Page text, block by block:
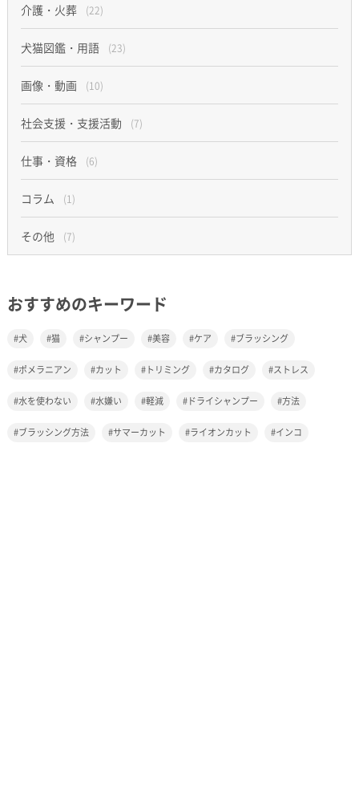
介護・火葬 (22)
犬猫図鑑・用語 (23)
画像・動画 (10)
社会支援・支援活動 (7)
仕事・資格 (6)
コラム (1)
その他 (7)
おすすめのキーワード
犬 猫 シャンプー 美容 ケア ブラッシング
ポメラニアン カット トリミング カタログ ストレス
水を使わない 水嫌い 軽減 ドライシャンプー 方法
ブラッシング方法 サマーカット ライオンカット インコ